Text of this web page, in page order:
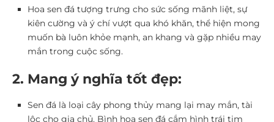
Hoa sen đá tượng trưng cho sức sống mãnh liệt, sự
kiên cường và ý chí vượt qua khó khăn, thể hiện mong
muốn bà luôn khỏe mạnh, an khang và gặp nhiều may
mắn trong cuộc sống.
2. Mang ý nghĩa tốt đẹp:
Sen đá là loại cây phong thủy mang lại may mắn, tài
lộc cho gia chủ. Bình hoa sen đá cắm hình trái tim